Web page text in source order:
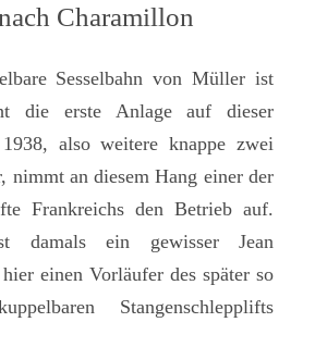
Charamillon
Sesselbahn von Müller ist
die erste Anlage auf dieser
also weitere knappe zwei
nimmt an diesem Hang einer der
Frankreichs den Betrieb auf.
damals ein gewisser Jean
einen Vorläufer des später so
Stangenschlepplifts